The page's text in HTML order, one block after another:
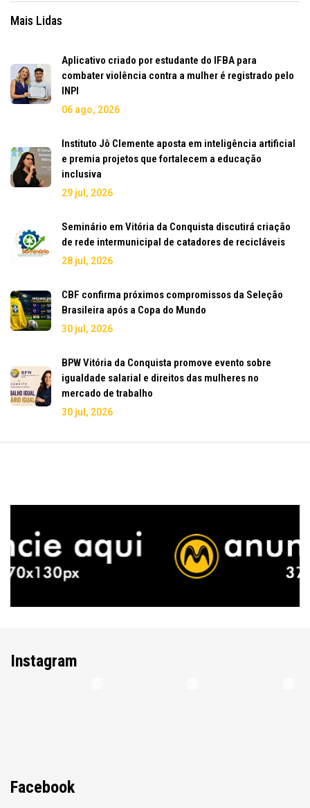
Mais Lidas
Aplicativo criado por estudante do IFBA para
combater violência contra a mulher é registrado pelo
INPI
06 ago, 2026
Instituto Jô Clemente aposta em inteligência artificial
e premia projetos que fortalecem a educação
inclusiva
29 jul, 2026
Seminário em Vitória da Conquista discutirá criação
de rede intermunicipal de catadores de recicláveis
28 jul, 2026
CBF confirma próximos compromissos da Seleção
Brasileira após a Copa do Mundo
30 jul, 2026
BPW Vitória da Conquista promove evento sobre
igualdade salarial e direitos das mulheres no
mercado de trabalho
30 jul, 2026
Instagram
Facebook